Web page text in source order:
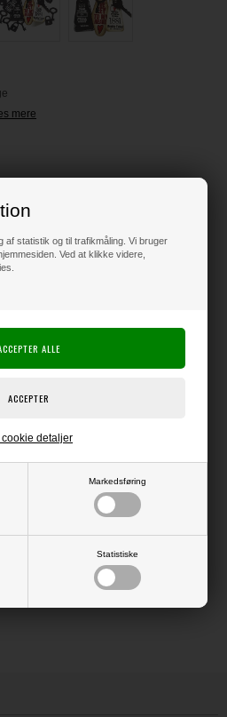
af statistik og til trafikmåling. Vi bruger
Ved at klikke videre,
Markedsføring
Statistiske
cookie detaljer
mere
x 15.4 cm) - 13 Dies
Læs flere artikler...